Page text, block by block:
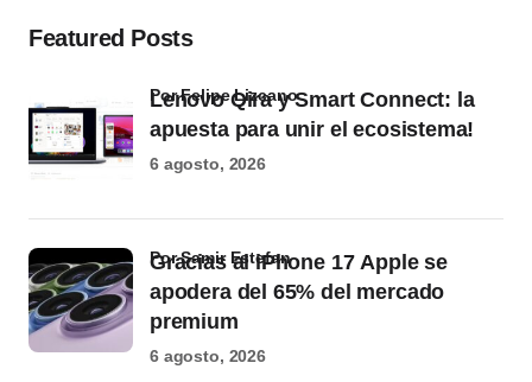
Featured Posts
Lenovo Qira y Smart Connect: la
apuesta para unir el ecosistema!
por Felipe Lizcano
6 agosto, 2026
Gracias al iPhone 17 Apple se
apodera del 65% del mercado
premium
por Samir Estefan
6 agosto, 2026